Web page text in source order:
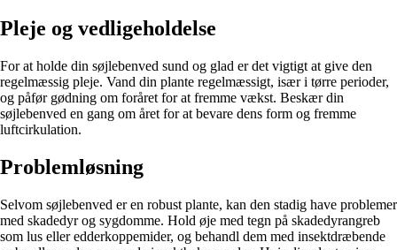
Pleje og vedligeholdelse
For at holde din søjlebenved sund og glad er det vigtigt at give den
regelmæssig pleje. Vand din plante regelmæssigt, især i tørre perioder,
og påfør gødning om foråret for at fremme vækst. Beskær din
søjlebenved en gang om året for at bevare dens form og fremme
luftcirkulation.
Problemløsning
Selvom søjlebenved er en robust plante, kan den stadig have problemer
med skadedyr og sygdomme. Hold øje med tegn på skadedyrangreb
som lus eller edderkoppemider, og behandl dem med insektdræbende